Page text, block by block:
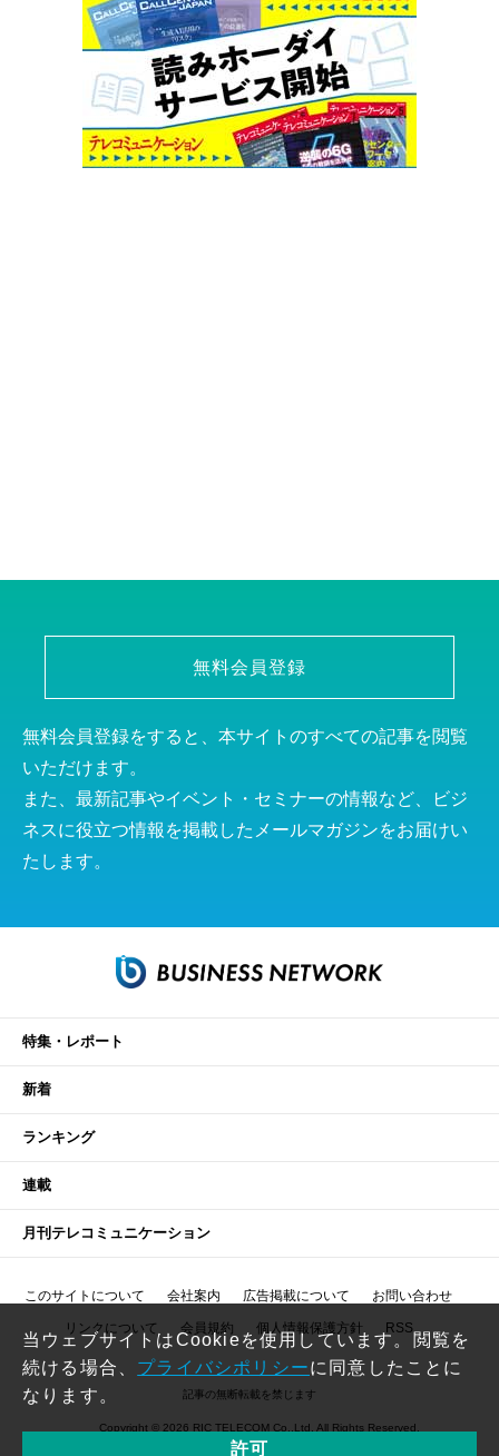
無料会員登録
無料会員登録をすると、本サイトのすべての記事を閲覧
いただけます。
また、最新記事やイベント・セミナーの情報など、ビジ
ネスに役立つ情報を掲載したメールマガジンをお届けい
たします。
特集・レポート
新着
ランキング
連載
月刊テレコミュニケーション
このサイトについて 会社案内 広告掲載について お問い合わせ
リンクについて 会員規約 個人情報保護方針 RSS
記事の無断転載を禁じます
Copyright © 2026 RIC TELECOM Co.,Ltd. All Rights Reserved.
当ウェブサイトはCookieを使用しています。閲覧を
続ける場合、 プライバシポリシーに同意したことに
なります。
許可